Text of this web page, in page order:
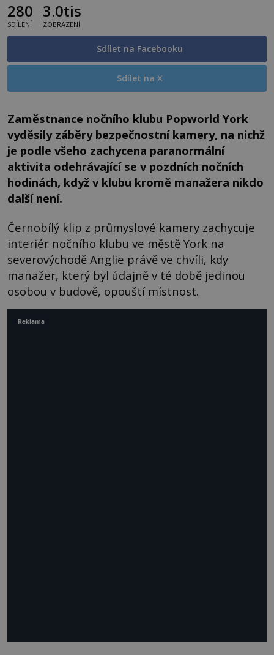
280
SDÍLENÍ
3.0tis
ZOBRAZENÍ
Sdílet na Facebooku
Sdílet na X
Zaměstnance nočního klubu Popworld York
vyděsily záběry bezpečnostní kamery, na nichž
je podle všeho zachycena paranormální
aktivita odehrávající se v pozdních nočních
hodinách, když v klubu kromě manažera nikdo
další není.
Černobílý klip z průmyslové kamery zachycuje
interiér nočního klubu ve městě York na
severovýchodě Anglie právě ve chvíli, kdy
manažer, který byl údajně v té době jedinou
osobou v budově, opouští místnost.
Reklama